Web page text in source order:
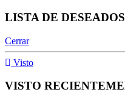
LISTA DE DESEADOS
Cerrar
Visto
VISTO